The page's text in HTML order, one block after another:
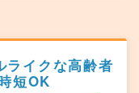
ライクな高齢者
短OK